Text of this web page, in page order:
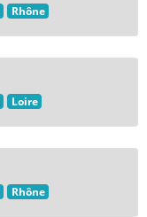
Rhône
Loire
Rhône